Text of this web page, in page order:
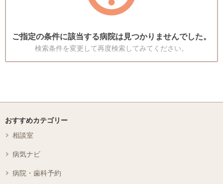
ご指定の条件に該当する病院は見つかりませんでした。
検索条件を変更して再度検索してみてください。
おすすめカテゴリー
相談室
病気ナビ
病院・歯科予約